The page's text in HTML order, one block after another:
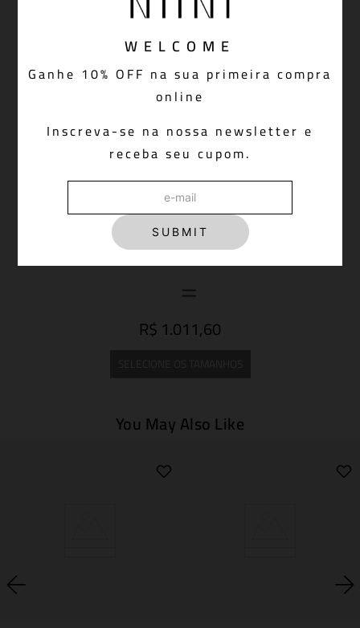
WELCOME
Ganhe 10% OFF na sua primeira compra
online
Inscreva-se na nossa newsletter e
receba seu cupom.
SUBMIT
Calça Denim NIINI All Blue
R$ 698,00
R$ 1.011,60
You May Also Like